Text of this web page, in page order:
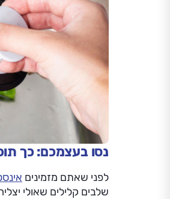
נסו בעצמכם: כך
לפני שאתם מזמינים
שלבים קלילים שאולי